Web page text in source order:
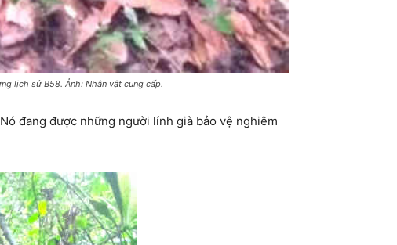
lịch sử B58. Ảnh: Nhân vật cung cấp.
đang được những người lính già bảo vệ nghiêm